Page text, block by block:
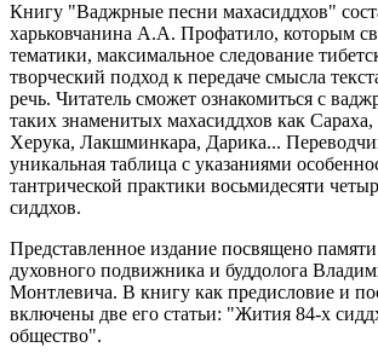
Книгу "Ваджрные песни махасиддхов"
харьковчанина А.А. Профатило, которым
тематики, максимальное следование
творческий подход к передаче смысла
речь. Читатель сможет ознакомиться с
таких знаменитых махасиддхов как
Херука, Лакшминкара, Дарика...
уникальная таблица с указаниями
тантрической практики восьмидесяти
сиддхов.
Представленное издание посвящено
духовного подвижника и буддолога
Монтлевича. В книгу как предисловие и
включены две его статьи: "Жития 84-х
общество".